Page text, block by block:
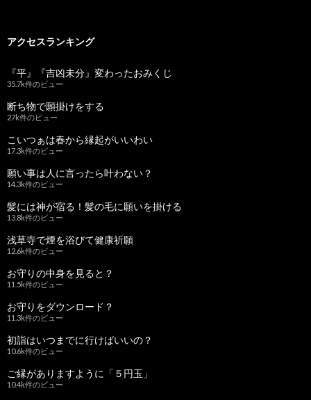
アクセスランキング
『平』『吉凶未分』変わったおみくじ
35.7k件のビュー
断ち物で願掛けをする
27k件のビュー
こいつぁは春から縁起がいいわい
17.3k件のビュー
願い事は人に言ったら叶わない？
14.3k件のビュー
髪には神が宿る！髪の毛に願いを掛ける
13.8k件のビュー
浅草寺で煙を浴びて健康祈願
12.6k件のビュー
お守りの中身を見ると？
11.5k件のビュー
お守りをダウンロード？
11.3k件のビュー
初詣はいつまでに行けばいいの？
10.6k件のビュー
ご縁がありますように「５円玉」
10.4k件のビュー